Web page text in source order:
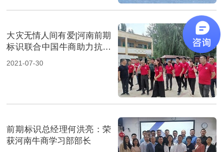
大灾无情人间有爱|河南前期
标识联合中国牛商助力抗洪
救灾
2021-07-30
前期标识总经理何洪亮：荣
获河南牛商学习部部长